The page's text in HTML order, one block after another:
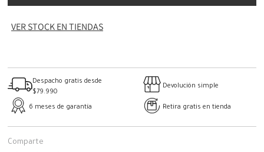
VER STOCK EN TIENDAS
Despacho gratis desde
$79.990
Devolución simple
6 meses de garantía Retira gratis en tienda
Comparte